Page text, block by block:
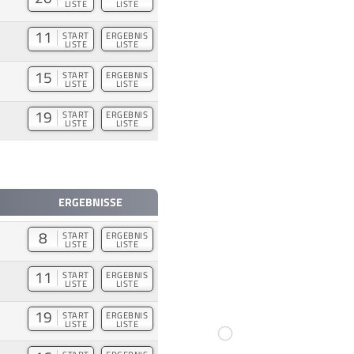
LISTE LISTE
11 START
LISTE
ERGEBNIS
LISTE
15 START
LISTE
ERGEBNIS
LISTE
19 START
LISTE
ERGEBNIS
LISTE
ERGEBNISSE
8 START
LISTE
ERGEBNIS
LISTE
11 START
LISTE
ERGEBNIS
LISTE
19 START
LISTE
ERGEBNIS
LISTE